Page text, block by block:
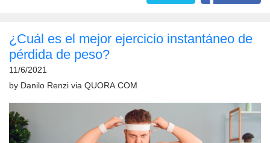
¿Cuál es el mejor ejercicio instantáneo de
pérdida de peso?
11/6/2021
by Danilo Renzi via QUORA.COM